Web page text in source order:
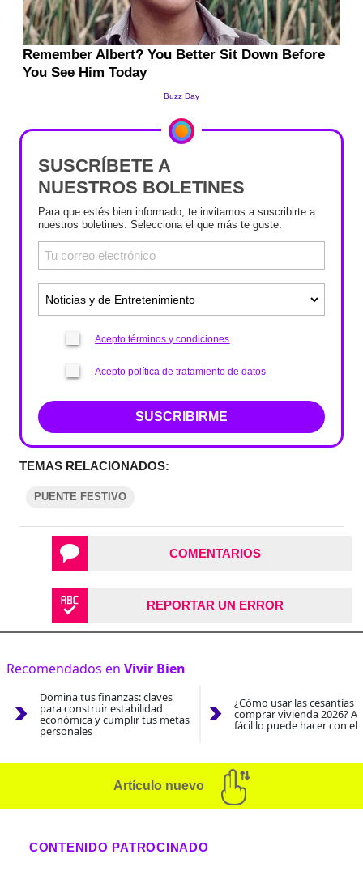
SUSCRÍBETE A
NUESTROS BOLETINES
Para que estés bien informado, te invitamos a suscribirte a
nuestros boletines. Selecciona el que más te guste.
Acepto términos y condiciones
Acepto política de tratamiento de datos
SUSCRIBIRME
TEMAS RELACIONADOS:
PUENTE FESTIVO
COMENTARIOS
REPORTAR UN ERROR
Recomendados en Vivir Bien
Domina tus finanzas: claves
para construir estabilidad
económica y cumplir tus metas
personales
¿Cómo usar las cesantías
comprar vivienda 2026?
fácil lo puede hacer con el
Artículo nuevo
CONTENIDO PATROCINADO